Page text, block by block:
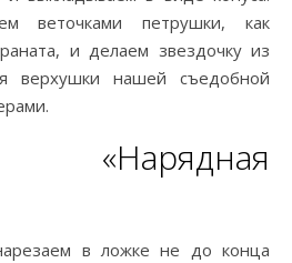
веточками петрушки, как
и делаем звездочку из
верхушки нашей съедобной
«Нарядная
в ложке не до конца